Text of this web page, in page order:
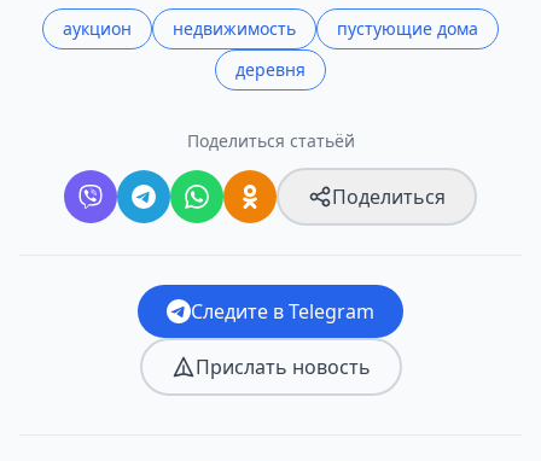
аукцион недвижимость
пустующие дома
деревня
Поделиться статьёй
Поделиться
Следите в Telegram
Прислать новость